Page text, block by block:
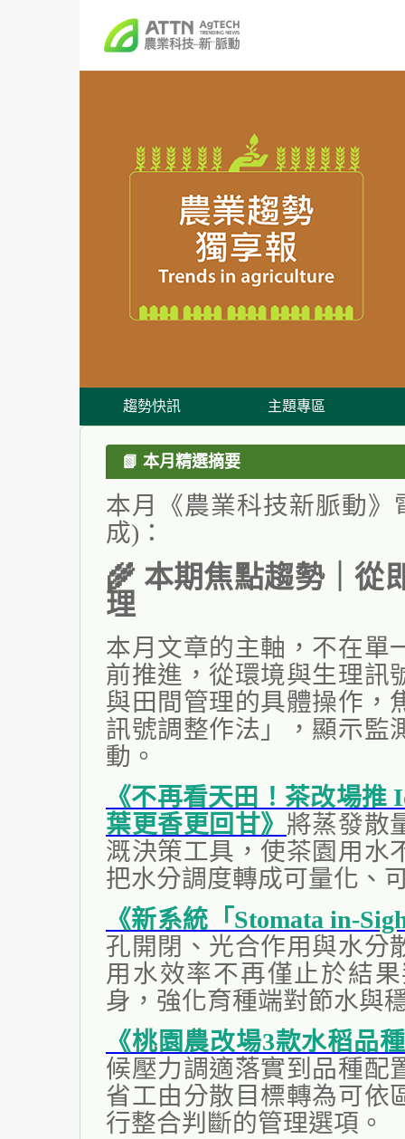
趨勢快訊 主題專區
📗 本月精選摘要
本月《農業科技新脈動》
成)：
🌾 本期焦點趨勢｜從
理
本月文章的主軸，不在單
前推進，從環境與生理訊
與田間管理的具體操作，
訊號調整作法」，顯示監
動。
《不再看天田！茶改場
葉更香更回甘》 將蒸發散
溉決策工具，使茶園用水
把水分調度轉成可量化、
《新系統「Stomata in-
孔開閉、光合作用與水分
用水效率不再僅止於結
身，強化育種端對節水與
《桃園農改場3款水稻品
候壓力調適落實到品種配
省工由分散目標轉為可依
行整合判斷的管理選項。